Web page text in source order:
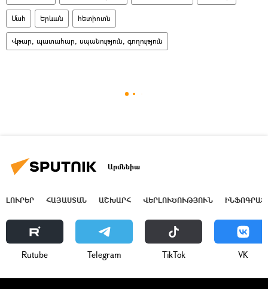
Մահ Երևան հետիոտն
Վթար, պատահար, սպանություն, գողություն
Արմենիա
ԼՈՒՐԵՐ ՀԱՅԱՍՏԱՆ ԱՇԽԱՐՀ ՎԵՐԼՈՒԾՈՒԹՅՈՒՆ
Rutube Telegram ТikТоk VK